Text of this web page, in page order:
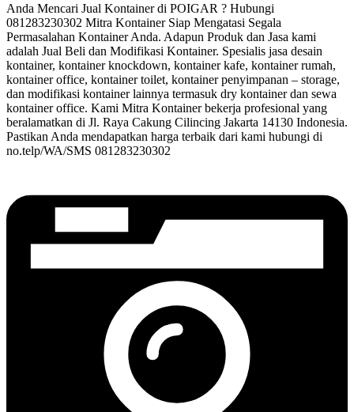
Anda Mencari Jual Kontainer di POIGAR ? Hubungi
081283230302 Mitra Kontainer Siap Mengatasi Segala
Permasalahan Kontainer Anda. Adapun Produk dan Jasa kami
adalah Jual Beli dan Modifikasi Kontainer. Spesialis jasa desain
kontainer, kontainer knockdown, kontainer kafe, kontainer rumah,
kontainer office, kontainer toilet, kontainer penyimpanan – storage,
dan modifikasi kontainer lainnya termasuk dry kontainer dan sewa
kontainer office. Kami Mitra Kontainer bekerja profesional yang
beralamatkan di Jl. Raya Cakung Cilincing Jakarta 14130 Indonesia.
Pastikan Anda mendapatkan harga terbaik dari kami hubungi di
no.telp/WA/SMS 081283230302